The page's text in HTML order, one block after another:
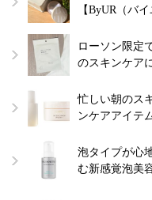
【ByUR（バ
ローソン限定
のスキンケア
忙しい朝のス
ンケアアイテ
泡タイプが心
む新感覚泡美